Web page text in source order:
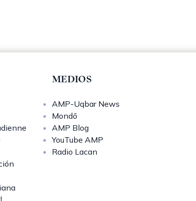
MEDIOS
AMP-Uqbar News
Mondō
AMP Blog
YouTube AMP
Radio Lacan